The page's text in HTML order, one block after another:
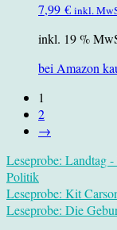
7,99 € inkl.
inkl. 19 %
bei Amazon
1
2
→
Leseprobe: Landtag
Politik
Leseprobe: Kit
Leseprobe: Die